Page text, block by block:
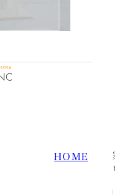
HOME